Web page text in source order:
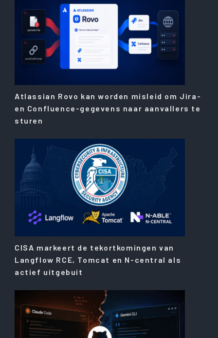
Atlassian Rovo kan worden misleid om Jira-
en Confluence-gegevens naar aanvallers te
sturen
CISA markeert de tekortkomingen van
Langflow RCE, Tomcat en N-central als
actief uitgebuit